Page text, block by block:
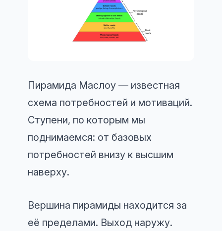
Пирамида Маслоу — известная
схема потребностей и мотиваций.
Ступени, по которым мы
поднимаемся: от базовых
потребностей внизу к высшим
наверху.
Вершина пирамиды находится за
её пределами. Выход наружу.